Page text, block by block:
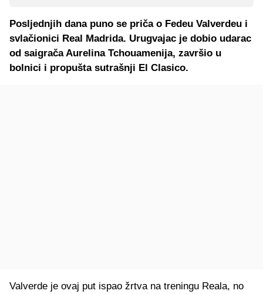
Posljednjih dana puno se priča o Fedeu Valverdeu i
svlačionici Real Madrida. Urugvajac je dobio udarac
od saigrača Aurelina Tchouamenija, završio u
bolnici i propušta sutrašnji El Clasico.
Valverde je ovaj put ispao žrtva na treningu Reala, no